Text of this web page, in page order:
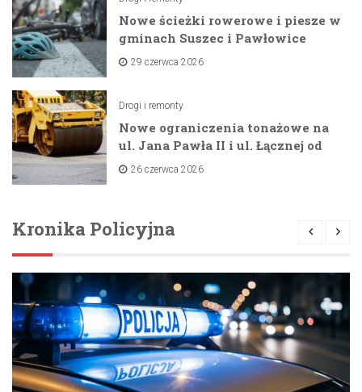
Nowe ścieżki rowerowe i piesze w
gminach Suszec i Pawłowice
dzięki unijnemu wsparciu
29 czerwca 2026
Drogi i remonty
Nowe ograniczenia tonażowe na
ul. Jana Pawła II i ul. Łącznej od
lipca 2026 roku
26 czerwca 2026
Kronika Policyjna